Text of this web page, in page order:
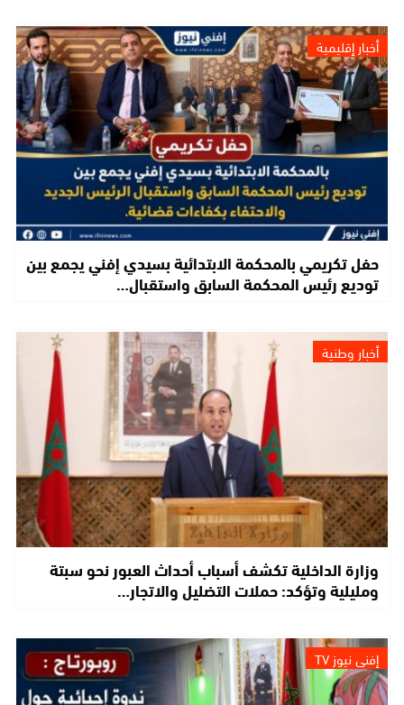
أخبار إقليمية
حفل تكريمي بالمحكمة الابتدائية بسيدي إفني يجمع بين
توديع رئيس المحكمة السابق واستقبال…
أخبار وطنية
وزارة الداخلية تكشف أسباب أحداث العبور نحو سبتة
ومليلية وتؤكد: حملات التضليل والاتجار…
إفني نيوز TV